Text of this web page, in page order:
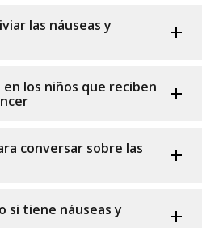
las náuseas y
los niños que reciben
conversar sobre las
si tiene náuseas y